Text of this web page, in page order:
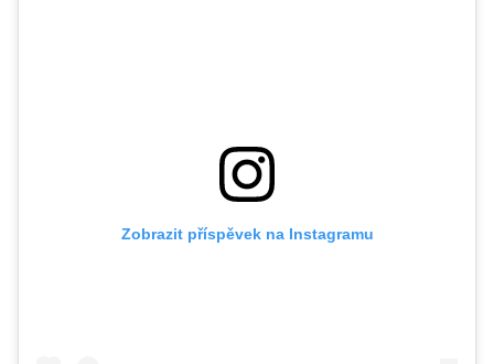
Zobrazit příspěvek na Instagramu